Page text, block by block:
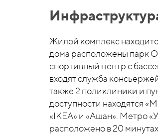
Жилой комплекс
дома расположены парк
спортивный центр с
входят служба
также 2 поликлиники и
доступности находятся
«IKEA» и «Ашан». Метро
расположено в 20